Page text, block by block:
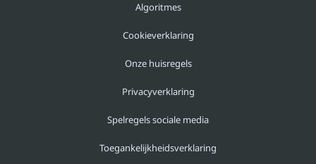
Algoritmes
Cookieverklaring
Onze huisregels
Privacyverklaring
Spelregels sociale media
Toegankelijkheidsverklaring